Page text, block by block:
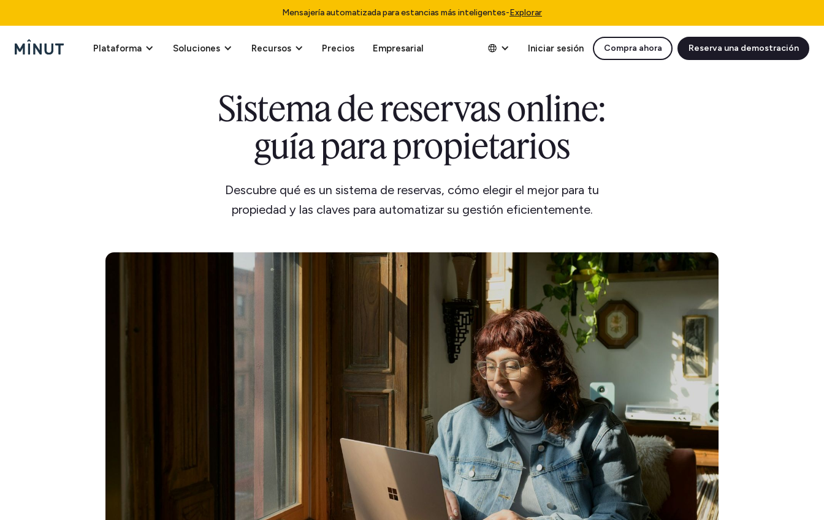
Mensajería automatizada para estancias más inteligentes-Explorar
Plataforma Soluciones Recursos Precios Empresarial Iniciar sesión Compra ahora Reserva una demostración
Sistema de reservas online:
guía para propietarios
Descubre qué es un sistema de reservas, cómo elegir el mejor para tu
propiedad y las claves para automatizar su gestión eficientemente.